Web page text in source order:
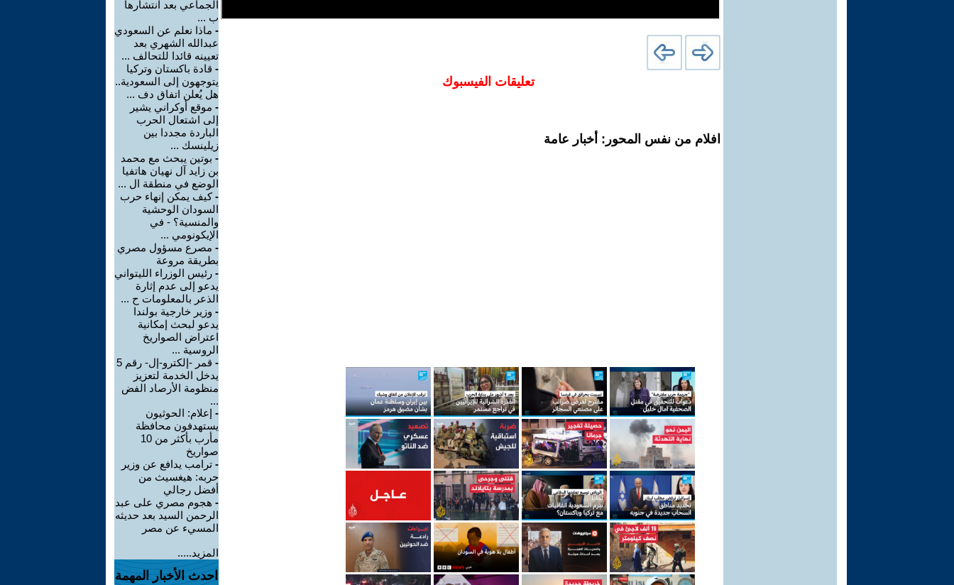
تعليقات الفيسبوك
افلام من نفس المحور: أخبار عامة
الجماعي بعد انتشارها
ب ...
- ماذا نعلم عن السعودي
عبدالله الشهري بعد
تعيينه قائدا للتحالف ...
- قادة باكستان وتركيا
يتوجهون إلى السعودية..
هل يُعلن اتفاق دف ...
- موقع أوكراني يشير
إلى اشتعال الحرب
الباردة مجددا بين
زيلينسك ...
- بوتين يبحث مع محمد
بن زايد آل نهيان هاتفيا
الوضع في منطقة ال ...
-كيف يمكن إنهاء حرب
السودان الوحشية
والمنسية؟ - في
الإيكونومي ...
- مصرع مسؤول مصري
بطريقة مروعة
- رئيس الوزراء الليتواني
يدعو إلى عدم إثارة
الذعر بالمعلومات ح ...
- وزير خارجية بولندا
يدعو لبحث إمكانية
اعتراض الصواريخ
الروسية ...
-
قمر -إلكترو-إل- رقم 5
يدخل الخدمة لتعزيز
منظومة الأرصاد الفض
...
- إعلام: الحوثيون
يستهدفون محافظة
مأرب بأكثر من 10
صواريخ
- ترامب يدافع عن وزير
حربه: هيغسيث من
أفضل رجالي
- هجوم مصري على عبد
الرحمن السيد بعد حديثه
المسيء عن مصر
المزيد.....
احدث الأخبار المهمة